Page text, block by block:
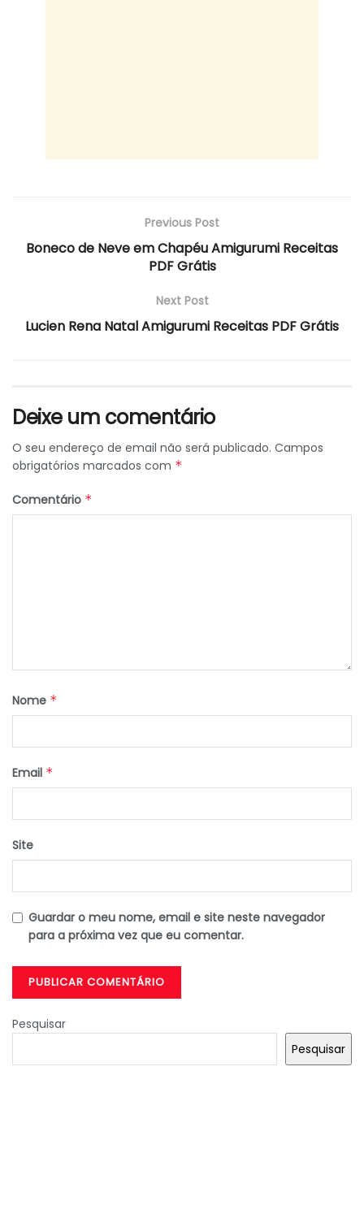
Previous Post
Boneco de Neve em Chapéu Amigurumi Receitas
PDF Grátis
Next Post
Lucien Rena Natal Amigurumi Receitas PDF Grátis
Deixe um comentário
O seu endereço de email não será publicado. Campos
obrigatórios marcados com *
Comentário *
Nome *
Email *
Site
Guardar o meu nome, email e site neste navegador
para a próxima vez que eu comentar.
Pesquisar
Pesquisar